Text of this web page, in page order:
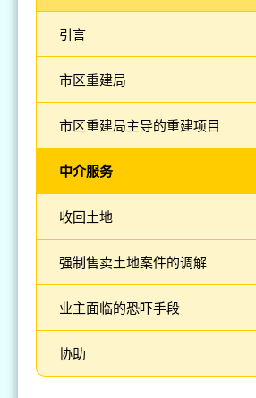
协助
业主面临的恐吓手段
强制售卖土地案件的调解
收回土地
中介服务
市区重建局主导的重建项目
市区重建局
引言